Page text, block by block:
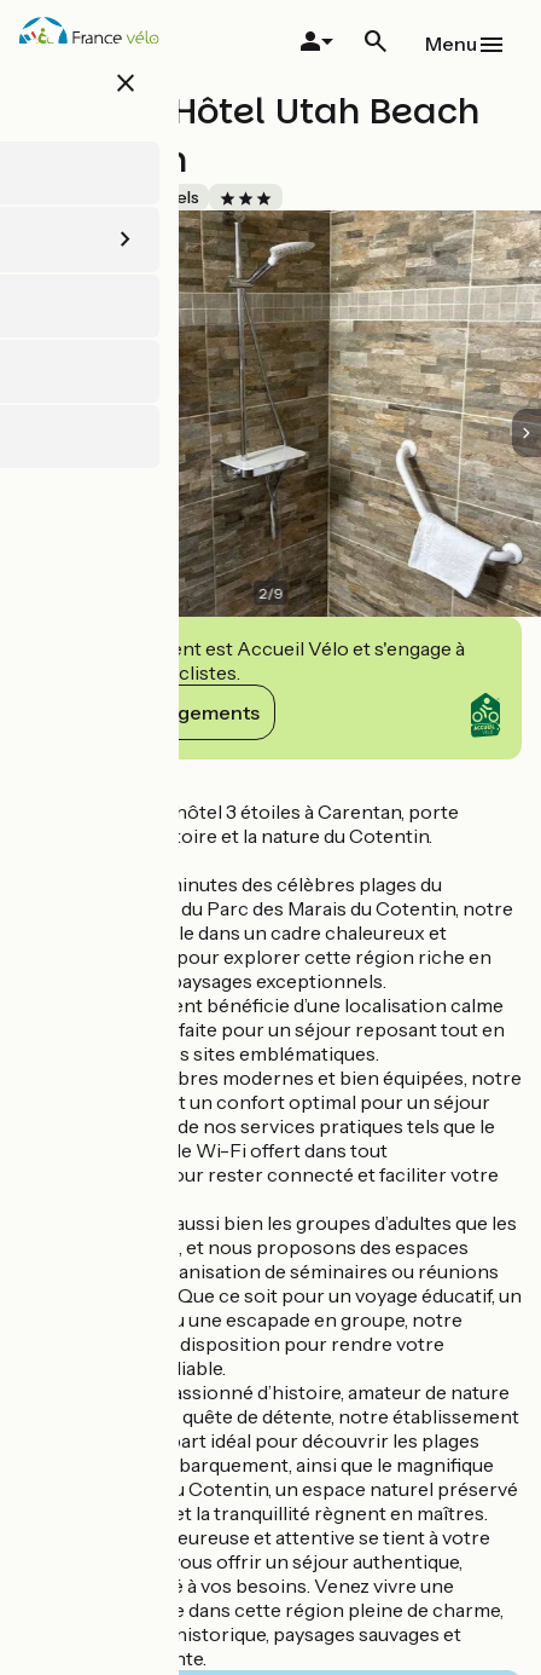
Aller
au
close
Menu
Contact Hôtel Utah Beach
Carentan
Hôtels
2/9
Cet établissement est Accueil Vélo et s'engage à
accueillir des cyclistes.
Voir ses engagements
Découvrez notre hôtel 3 étoiles à Carentan, porte
d’entrée vers l’histoire et la nature du Cotentin.
Situé à quelques minutes des célèbres plages du
Débarquement et du Parc des Marais du Cotentin, notre
hôtel vous accueille dans un cadre chaleureux et
confortable, idéal pour explorer cette région riche en
patrimoine et en paysages exceptionnels.
Notre établissement bénéficie d’une localisation calme
et stratégique, parfaite pour un séjour reposant tout en
restant proche des sites emblématiques.
Avec ses 38 chambres modernes et bien équipées, notre
hôtel vous garantit un confort optimal pour un séjour
agréable. Profitez de nos services pratiques tels que le
parking gratuit et le Wi-Fi offert dans tout
l’établissement, pour rester connecté et faciliter votre
Nous accueillons aussi bien les groupes d’adultes que les
groupes scolaires, et nous proposons des espaces
adaptés pour l’organisation de séminaires ou réunions
professionnelles. Que ce soit pour un voyage éducatif, un
séjour d’affaires ou une escapade en groupe, notre
équipe est à votre disposition pour rendre votre
expérience inoubliable.
Que vous soyez passionné d’histoire, amateur de nature
ou simplement en quête de détente, notre établissement
est le point de départ idéal pour découvrir les plages
légendaires du Débarquement, ainsi que le magnifique
Parc des Marais du Cotentin, un espace naturel préservé
où la biodiversité et la tranquillité règnent en maîtres.
Notre équipe chaleureuse et attentive se tient à votre
disposition pour vous offrir un séjour authentique,
convivial et adapté à vos besoins. Venez vivre une
expérience unique dans cette région pleine de charme,
entre patrimoine historique, paysages sauvages et
moments de détente.